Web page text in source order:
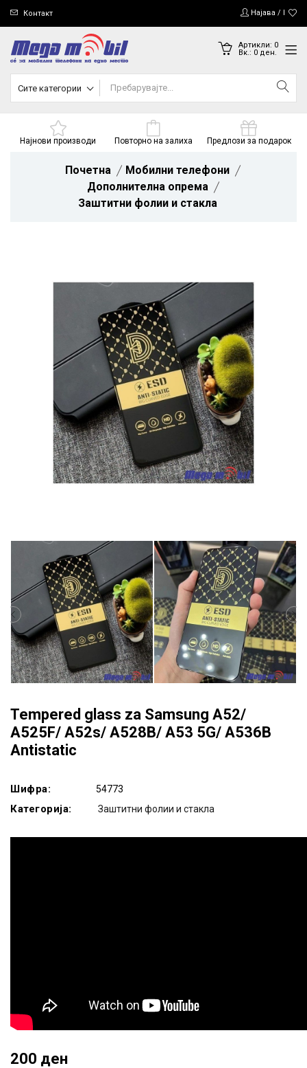
Контакт Најава /
Артикли: 0
Вк.: 0ден.
Сите категории
Најнови производи Повторно на залиха Предлози за подарок
Почетна
Мобилни телефони
Дополнителна опрема
Заштитни фолии и стакла
Tempered glass za Samsung A52/
A525F/ A52s/ A528B/ A53 5G/ A536B
Antistatic
Шифра: 54773
Категорија: Заштитни фолии и стакла
200 ден